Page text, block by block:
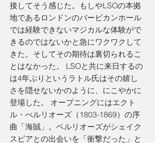
接してそう感じた。もしやLSOの本拠
地であるロンドンのバービカンホール
では経験できないマジカルな体験がで
きるのではないかと急にワクワクして
きた。そしてその期待は裏切られるこ
とはなかった。 LSOと共に来日するの
は4年ぶりというラトル氏はその嬉し
さを隠せないかのように、にこやかに
登場した。 オープニングにはエクト
ル・べルリオーズ（1803-1869）の序
曲「海賊」。ベルリオーズがシェイク
スピアとの出会いを「衝撃だった」と